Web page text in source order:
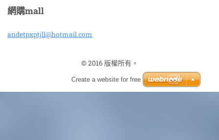
網購mall
andetpxptjll@hotmail.com
© 2016 版權所有。
Create a website for free